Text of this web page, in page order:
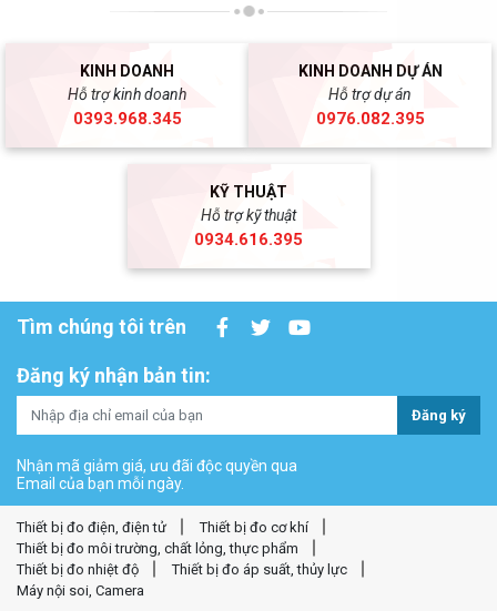
KINH DOANH
Hỗ trợ kinh doanh
0393.968.345
KINH DOANH DỰ ÁN
Hỗ trợ dự án
0976.082.395
KỸ THUẬT
Hỗ trợ kỹ thuật
0934.616.395
Tìm chúng tôi trên
Đăng ký nhận bản tin:
Đăng ký
Nhận mã giảm giá, ưu đãi độc quyền qua
Email của bạn mỗi ngày.
Thiết bị đo điện, điện tử
Thiết bị đo cơ khí
Thiết bị đo môi trường, chất lỏng, thực phẩm
Thiết bị đo nhiệt độ
Thiết bị đo áp suất, thủy lực
Máy nội soi, Camera